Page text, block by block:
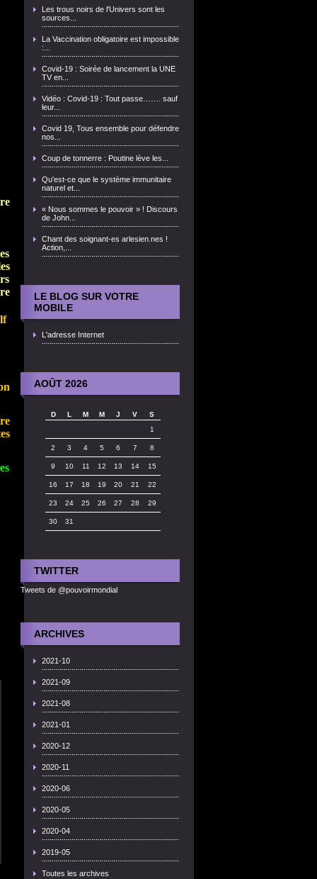
Les trous noirs de l'Univers sont les
sources...
La Vaccination obligatoire est impossible
:...
Covid-19 : Soirée de lancement la UNE
TV en...
Vidéo : Covid-19 : Tout passe……. sauf
leur...
Covid 19, Tous ensemble pour défendre
nos...
Coup de tonnerre : Poutine lève les...
Qu'est-ce que le système immunitaire
naturel et...
« Nous sommes le pouvoir » ! Discours
de John...
Chant des soignant-es arlesien.nes !
Action,...
LE BLOG SUR VOTRE
MOBILE
L'adresse Internet
AOÛT 2026
D L M M J V
S
1
2 3 4 5 6 7 8
9 10 11 12 13 14 15
16 17 18 19 20 21 22
23 24 25 26 27 28 29
30 31
TWITTER
Tweets de @pouvoirmondial
ARCHIVES
2021-10
2021-09
2021-08
2021-01
2020-12
2020-11
2020-06
2020-05
2020-04
2019-05
Toutes les archives